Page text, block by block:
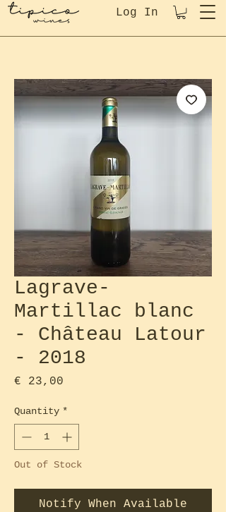
Log In
Lagrave-
Martillac blanc
- Château Latour
- 2018
€ 23,00
Quantity *
Out of Stock
Notify When Available